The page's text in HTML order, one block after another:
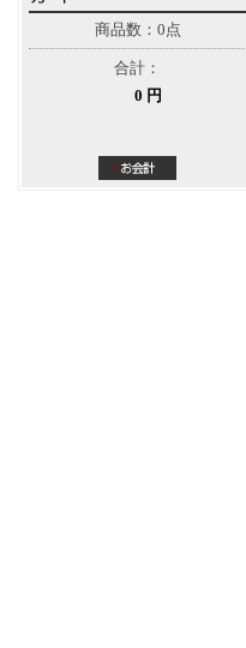
商品数：0点
合計：
0 円